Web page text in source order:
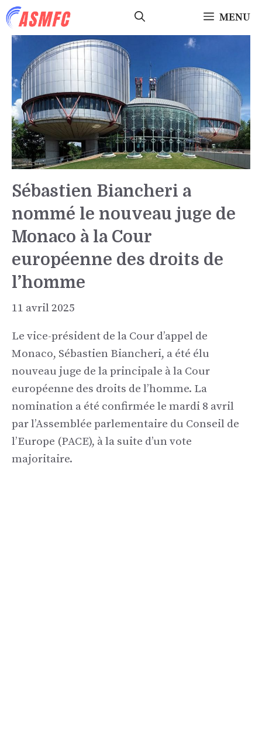
Aller
au
contenu
MENU
Sébastien Biancheri a
nommé le nouveau juge de
Monaco à la Cour
européenne des droits de
l’homme
11 avril 2025
Le vice-président de la Cour d’appel de
Monaco, Sébastien Biancheri, a été élu
nouveau juge de la principale à la Cour
européenne des droits de l’homme. La
nomination a été confirmée le mardi 8 avril
par l’Assemblée parlementaire du Conseil de
l’Europe (PACE), à la suite d’un vote
majoritaire.